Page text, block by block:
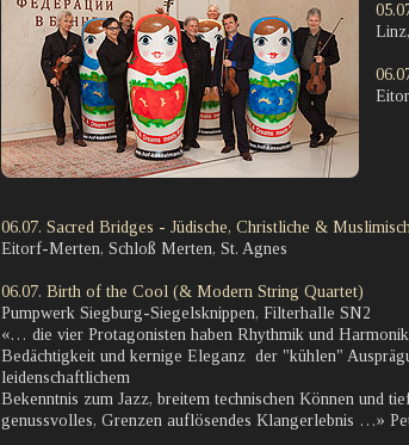
06.07. Sacred Bridges - Jüdische, Christliche &
Eitorf-Merten, Schloß Merten, St. Agnes
06.07. Birth of the Cool (& Modern String Quartet)
Pumpwerk Siegburg-Siegelsknippen, Filterhalle SN2
«… die vier Protagonisten haben Rhythmik und
Bedächtigkeit und kernige Eleganz der "kühlen"
leidenschaftlichem
Bekenntnis zum Jazz, breitem technischen Können und
genussvolles, Grenzen auflösendes Klangerlebnis …»